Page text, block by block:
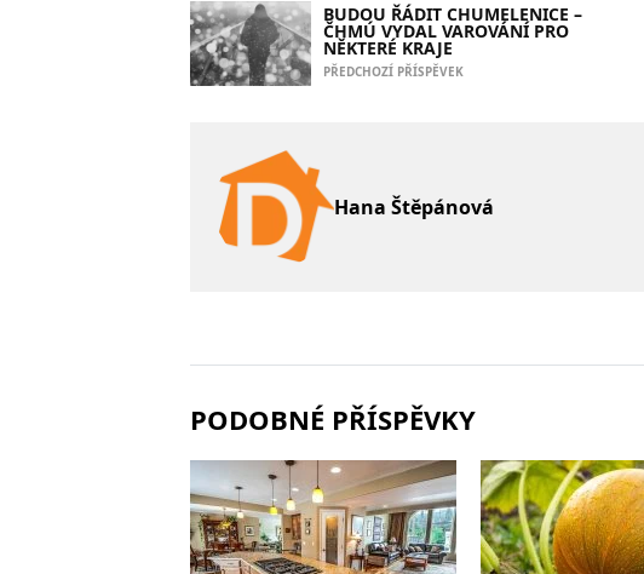
BUDOU ŘÁDIT CHUMELENICE –
ČHMÚ VYDAL VAROVÁNÍ PRO
NĚKTERÉ KRAJE
PŘEDCHOZÍ PŘÍSPĚVEK
Hana Štěpánová
PODOBNÉ PŘÍSPĚVKY